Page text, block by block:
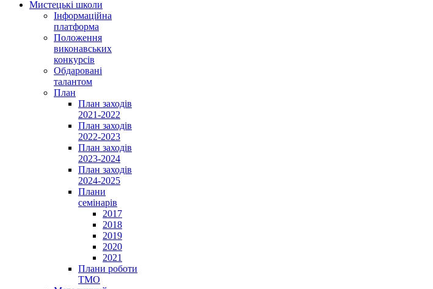
Мистецькі школи
Інформаційна
платформа
Положення
виконавських
конкурсів
Обдаровані
талантом
План
План заходів
2021-2022
План заходів
2022-2023
План заходів
2023-2024
План заходів
2024-2025
Плани
семінарів
2017
2018
2019
2020
2021
Плани роботи
ТМО